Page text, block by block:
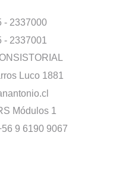
- 2337000
- 2337001
Luco 1881
Módulos 1
9 6190 9067